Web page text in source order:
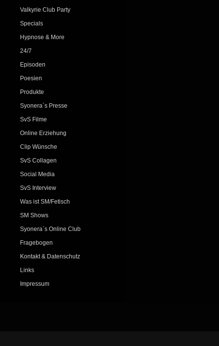
Valkyrie Club Party
Specials
Hypnose & More
24/7
Episoden
Poesien
Produkte
Syonera`s Presse
SvS Filme
Online Erziehung
Clip Wünsche
SvS Collagen
Social Media
SvS Interview
Was ist SM/Fetisch
SM Shows
Syonera`s Online Club
Fragebogen
Kontakt & Datenschutz
Links
Impressum